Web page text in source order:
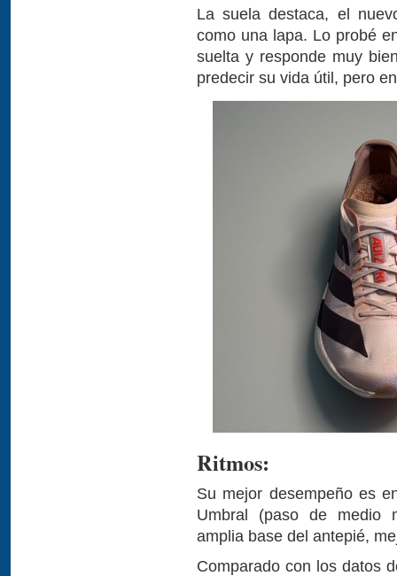
La suela destaca, el
como una lapa. Lo probé
suelta y responde muy
predecir su vida útil, pero
Ritmos:
Su mejor desempeño es
Umbral (paso de medio
amplia base del antepié,
Comparado con los datos